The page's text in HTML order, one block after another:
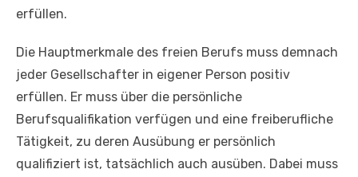
erfüllen.
Die Hauptmerkmale des freien Berufs muss demnach
jeder Gesellschafter in eigener Person positiv
erfüllen. Er muss über die persönliche
Berufsqualifikation verfügen und eine freiberufliche
Tätigkeit, zu deren Ausübung er persönlich
qualifiziert ist, tatsächlich auch ausüben. Dabei muss